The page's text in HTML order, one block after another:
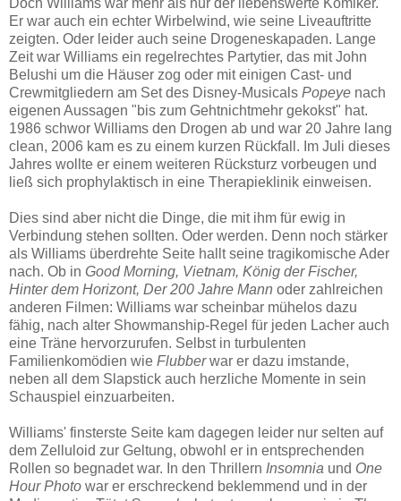
Doch Williams war mehr als nur der liebenswerte Komiker.
Er war auch ein echter Wirbelwind, wie seine Liveauftritte
zeigten. Oder leider auch seine Drogeneskapaden. Lange
Zeit war Williams ein regelrechtes Partytier, das mit John
Belushi um die Häuser zog oder mit einigen Cast- und
Crewmitgliedern am Set des Disney-Musicals Popeye nach
eigenen Aussagen "bis zum Gehtnichtmehr gekokst" hat.
1986 schwor Williams den Drogen ab und war 20 Jahre lang
clean, 2006 kam es zu einem kurzen Rückfall. Im Juli dieses
Jahres wollte er einem weiteren Rücksturz vorbeugen und
ließ sich prophylaktisch in eine Therapieklinik einweisen.
Dies sind aber nicht die Dinge, die mit ihm für ewig in
Verbindung stehen sollten. Oder werden. Denn noch stärker
als Williams überdrehte Seite hallt seine tragikomische Ader
nach. Ob in Good Morning, Vietnam, König der Fischer,
Hinter dem Horizont, Der 200 Jahre Mann oder zahlreichen
anderen Filmen: Williams war scheinbar mühelos dazu
fähig, nach alter Showmanship-Regel für jeden Lacher auch
eine Träne hervorzurufen. Selbst in turbulenten
Familienkomödien wie Flubberwar er dazu imstande,
neben all dem Slapstick auch herzliche Momente in sein
Schauspiel einzuarbeiten.
Williams' finsterste Seite kam dagegen leider nur selten auf
dem Zelluloid zur Geltung, obwohl er in entsprechenden
Rollen so begnadet war. In den Thrillern Insomnia und One
Hour Photo war er erschreckend beklemmend und in der